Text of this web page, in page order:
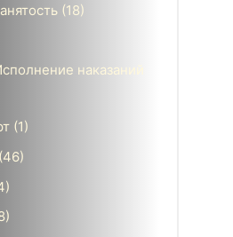
(18)
наказаний
(1)
(46)